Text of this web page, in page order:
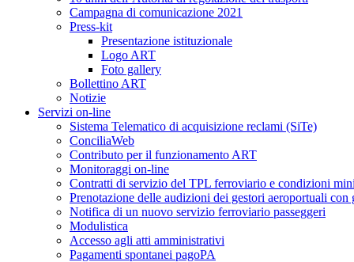
Campagna di comunicazione 2021
Press-kit
Presentazione istituzionale
Logo ART
Foto gallery
Bollettino ART
Notizie
Servizi on-line
Sistema Telematico di acquisizione reclami (SiTe)
ConciliaWeb
Contributo per il funzionamento ART
Monitoraggi on-line
Contratti di servizio del TPL ferroviario e condizioni
Prenotazione delle audizioni dei gestori aeroportuali con
Notifica di un nuovo servizio ferroviario passeggeri
Modulistica
Accesso agli atti amministrativi
Pagamenti spontanei pagoPA